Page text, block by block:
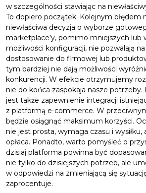
w szczególności stawiając na
To dopiero początek. Kolejnym błędem
niewłaściwa decyzja o wyborze
marketplace’y, pomimo mniejszych lub
możliwości konfiguracji, nie pozwalają na
dostosowanie do firmowej lub
tym bardziej nie dają możliwości
konkurencji. W efekcie otrzymujemy
nie do końca zaspokaja nasze potrzeby.
jest także zapewnienie integracji
z platformą e-commerce. W
będzie osiągnąć maksimum korzyści.
nie jest prosta, wymaga czasu i wysiłku,
opłaca. Ponadto, warto pomyśleć o
dzisiaj platforma powinna być
nie tylko do dzisiejszych potrzeb, ale
w odpowiedzi na zmieniającą się
zaprocentuje.